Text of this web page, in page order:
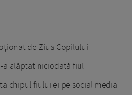
de Ziua Copilului
a alăptat niciodată fiul
chipul fiului ei pe social media